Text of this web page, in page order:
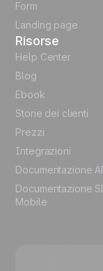
Español
Form
Landing page
Risorse
Help Center
Blog
Ebook
Storie dei clienti
Prezzi
Integrazioni
Documentazione
Documentazione
Mobile